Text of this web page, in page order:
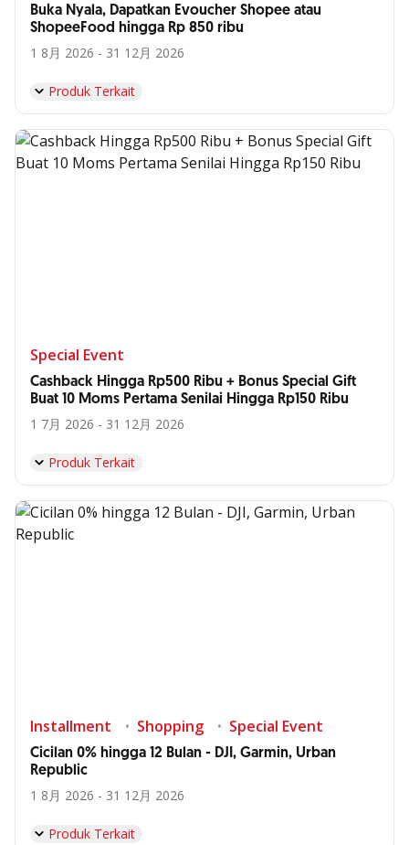
Buka Nyala, Dapatkan Evoucher Shopee atau
ShopeeFood hingga Rp 850 ribu
1 8月 2026 - 31 12月 2026
Produk Terkait
Special Event
Cashback Hingga Rp500 Ribu + Bonus Special Gift
Buat 10 Moms Pertama Senilai Hingga Rp150 Ribu
1 7月 2026 - 31 12月 2026
Produk Terkait
Installment Shopping Special Event
Cicilan 0% hingga 12 Bulan - DJI, Garmin, Urban
Republic
1 8月 2026 - 31 12月 2026
Produk Terkait